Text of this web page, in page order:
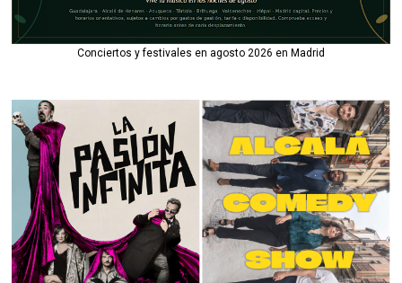
Conciertos y festivales en agosto 2026 en Madrid